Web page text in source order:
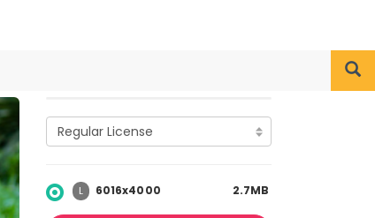
L 6016x4000 2.7MB